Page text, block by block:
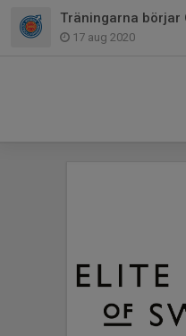
Träningarna börjar
17 aug 2020